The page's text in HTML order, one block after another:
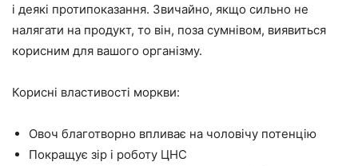
і деякі протипоказання. Звичайно, якщо сильно не
налягати на продукт, то він, поза сумнівом, виявиться
корисним для вашого організму.
Корисні властивості моркви:
Овоч благотворно впливає на чоловічу потенцію
Покращує зір і роботу ЦНС